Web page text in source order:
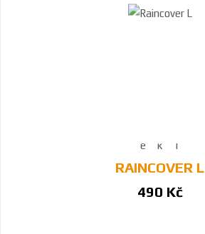
RAINCOVER L
490 Kč